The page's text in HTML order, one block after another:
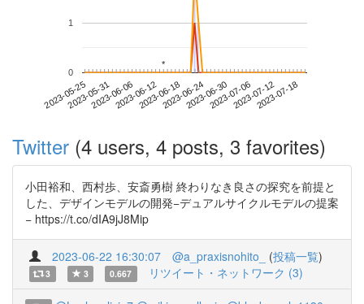
2023-05-252023-05-312023-06-062023-06-122023-06-182023-06-242023-06-302023-07-062023-07-122023-07-18
0
1
**
Twitter (4 users, 4 posts, 3 favorites)
小田裕和、西村歩、安斎勇樹 終わりなき良さの探究を前提と
した、デザインモデルの開発−デュアルサイクルモデルの提案
− https://t.co/dIA9jJ8Mip
2023-06-22 16:30:07 @a_praxisnohito_ (投稿一覧)
3 3 0.667 リツイート・ネットワーク (3)